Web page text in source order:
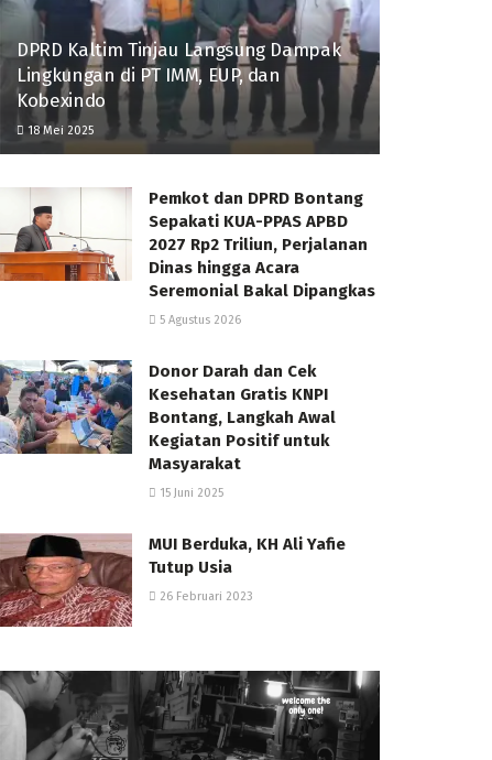
DPRD Kaltim Tinjau Langsung Dampak
Lingkungan di PT IMM, EUP, dan
Kobexindo
18 Mei 2025
Pemkot dan DPRD Bontang
Sepakati KUA-PPAS APBD
2027 Rp2 Triliun, Perjalanan
Dinas hingga Acara
Seremonial Bakal Dipangkas
5 Agustus 2026
Donor Darah dan Cek
Kesehatan Gratis KNPI
Bontang, Langkah Awal
Kegiatan Positif untuk
Masyarakat
15 Juni 2025
MUI Berduka, KH Ali Yafie
Tutup Usia
26 Februari 2023